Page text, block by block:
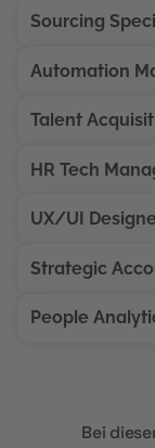
Sourcing
Automation
Talent
HR Tech
UX/UI
Strategic
People
Bei